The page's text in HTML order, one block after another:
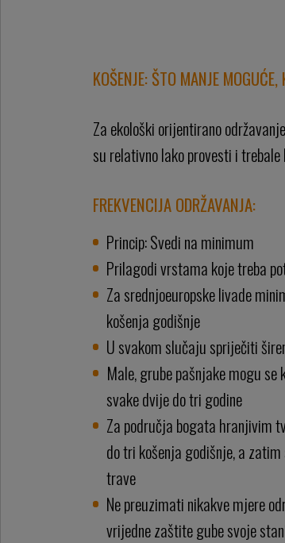
KOŠENJE: ŠTO MANJE
Za ekološki orijentirano
su relativno lako provesti i
FREKVENCIJA ODRŽAVANJA:
Princip: Svedi na minimum
Prilagodi vrstama koje treba
Za srednjoeuropske livade
košenja godišnje
U svakom slučaju spriječiti
Male, grube pašnjake mogu
svake dvije do tri godine
Za područja bogata hranjivim
do tri košenja godišnje, a
trave
Ne preuzimati nikakve mjere
vrijedne zaštite gube svoje